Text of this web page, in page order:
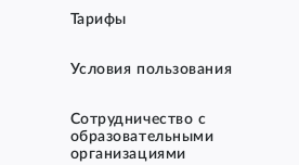
Тарифы
Условия пользования
Сотрудничество с
образовательными
организациями